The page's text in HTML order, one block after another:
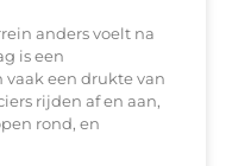
anders voelt na
is een
een drukte van
rijden af en aan,
rond, en